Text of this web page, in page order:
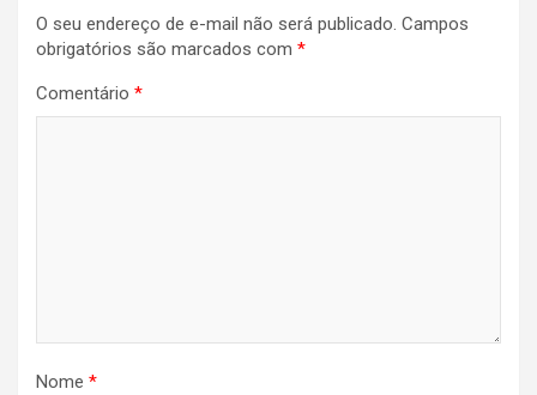
O seu endereço de e-mail não será publicado. Campos
obrigatórios são marcados com *
Comentário *
Nome *